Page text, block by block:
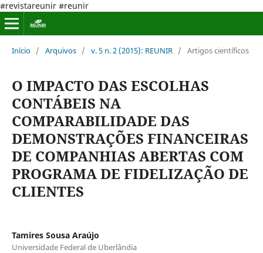
#revistareunir #reunir
Início / Arquivos / v. 5 n. 2 (2015): REUNIR / Artigos científicos
O IMPACTO DAS ESCOLHAS
CONTÁBEIS NA
COMPARABILIDADE DAS
DEMONSTRAÇÕES FINANCEIRAS
DE COMPANHIAS ABERTAS COM
PROGRAMA DE FIDELIZAÇÃO DE
CLIENTES
Tamires Sousa Araújo
Universidade Federal de Uberlândia